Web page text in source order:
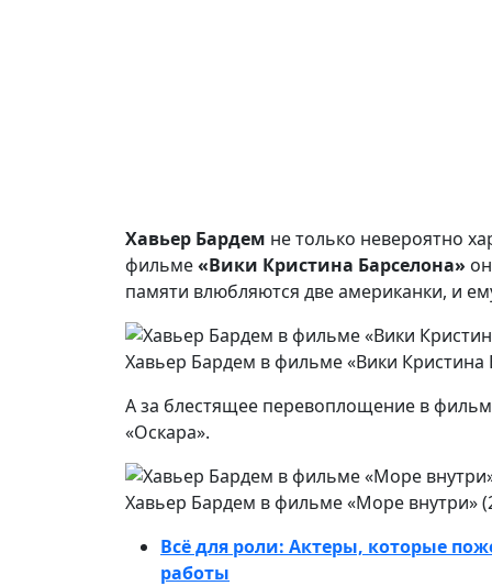
Хавьер Бардем не только невероятно
фильме«Вики Кристина Барселона»
памяти влюбляются две американки, и
Хавьер Бардем в фильме «Вики Кристина
А за блестящее перевоплощение в
«Оскара».
Хавьер Бардем в фильме «Море внутри»
Всё для роли: Актеры, которые
работы